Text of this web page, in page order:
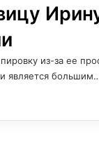
из-за ее
является